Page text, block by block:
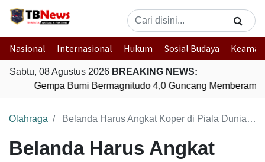
Nasional Internasional Hukum Sosial Budaya
Sabtu, 08 Agustus 2026 BREAKING NEWS:
Gempa Bumi Bermagnitudo 4,0 Guncang Memberamo
Olahraga Belanda Harus Angkat Koper di Piala Dunia Kalah Adu Penalti dari Maroko
Belanda Harus Angkat